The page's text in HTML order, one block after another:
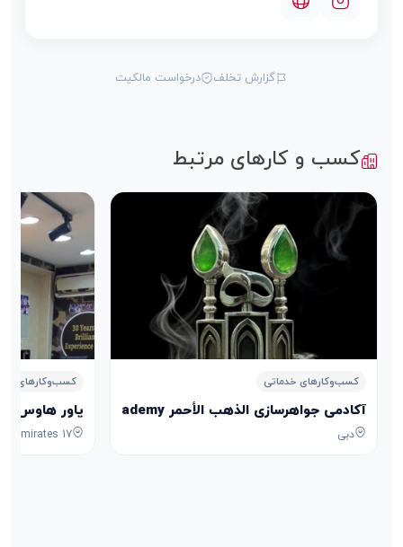
گزارش تخلف درخواست مالکیت
کسب و کارهای مرتبط
کسب‌وکارهای خدماتی
آکادمی جواهرسازی الذهب الأحمر Aldhahab Alahmar Jewelry Academy
دبی
کسب‌وکارهای
پاور هاوس POWER HOUSE